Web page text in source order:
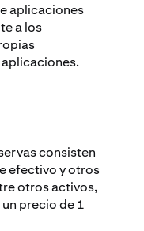
aplicaciones
a los
consisten
efectivo y otros
otros activos,
precio de 1